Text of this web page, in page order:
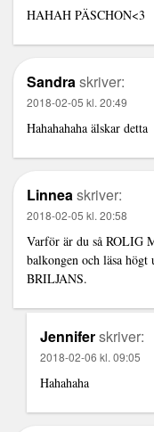
HAHAH PÄSCHON<3
Sandra skriver:
2018-02-05 kl. 20:49
Hahahahaha älskar detta
Linnea skriver:
2018-02-05 kl. 20:58
Varför är du så ROLIG
balkongen och läsa
BRILJANS.
Jenniferskriver:
2018-02-06 kl. 09:05
Hahahaha